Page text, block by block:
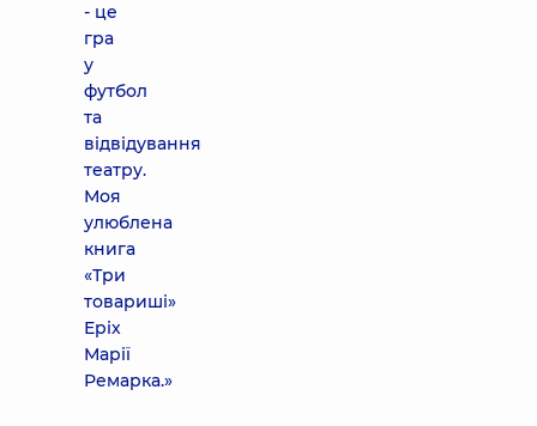
- це
гра
у
футбол
та
відвідування
театру.
Моя
улюблена
книга
«Три
товариші»
Еріх
Марії
Ремарка.»